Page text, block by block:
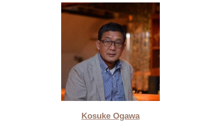
Kosuke Ogawa